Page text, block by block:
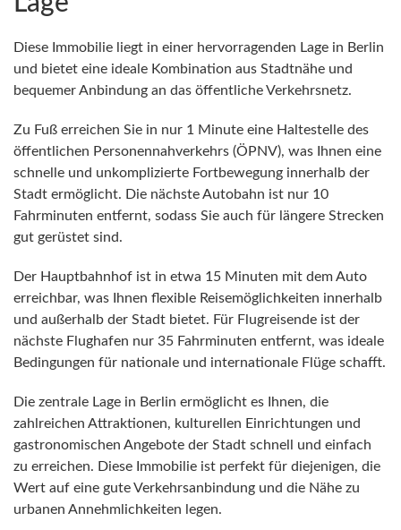
Diese Immobilie liegt in einer hervorragenden Lage in Berlin
und bietet eine ideale Kombination aus Stadtnähe und
bequemer Anbindung an das öffentliche Verkehrsnetz.
Zu Fuß erreichen Sie in nur 1 Minute eine Haltestelle des
öffentlichen Personennahverkehrs (ÖPNV), was Ihnen eine
schnelle und unkomplizierte Fortbewegung innerhalb der
Stadt ermöglicht. Die nächste Autobahn ist nur 10
Fahrminuten entfernt, sodass Sie auch für längere Strecken
gut gerüstet sind.
Der Hauptbahnhof ist in etwa 15 Minuten mit dem Auto
erreichbar, was Ihnen flexible Reisemöglichkeiten innerhalb
und außerhalb der Stadt bietet. Für Flugreisende ist der
nächste Flughafen nur 35 Fahrminuten entfernt, was ideale
Bedingungen für nationale und internationale Flüge schafft.
Die zentrale Lage in Berlin ermöglicht es Ihnen, die
zahlreichen Attraktionen, kulturellen Einrichtungen und
gastronomischen Angebote der Stadt schnell und einfach
zu erreichen. Diese Immobilie ist perfekt für diejenigen, die
Wert auf eine gute Verkehrsanbindung und die Nähe zu
urbanen Annehmlichkeiten legen.